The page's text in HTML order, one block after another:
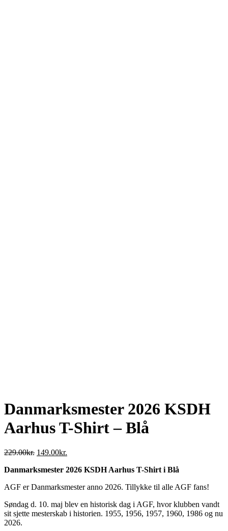
Danmarksmester 2026 KSDH
Aarhus T-Shirt – Blå
229.00kr. Den
pris
229.00kr..
149.00kr.
pris
149.00kr..
Danmarksmester 2026 KSDH Aarhus T-Shirt i Blå
AGF er Danmarksmester anno 2026. Tillykke til alle AGF fans!
Søndag d. 10. maj blev en historisk dag i AGF, hvor klubben vandt
sit sjette mesterskab i historien. 1955, 1956, 1957, 1960, 1986 og nu
2026.